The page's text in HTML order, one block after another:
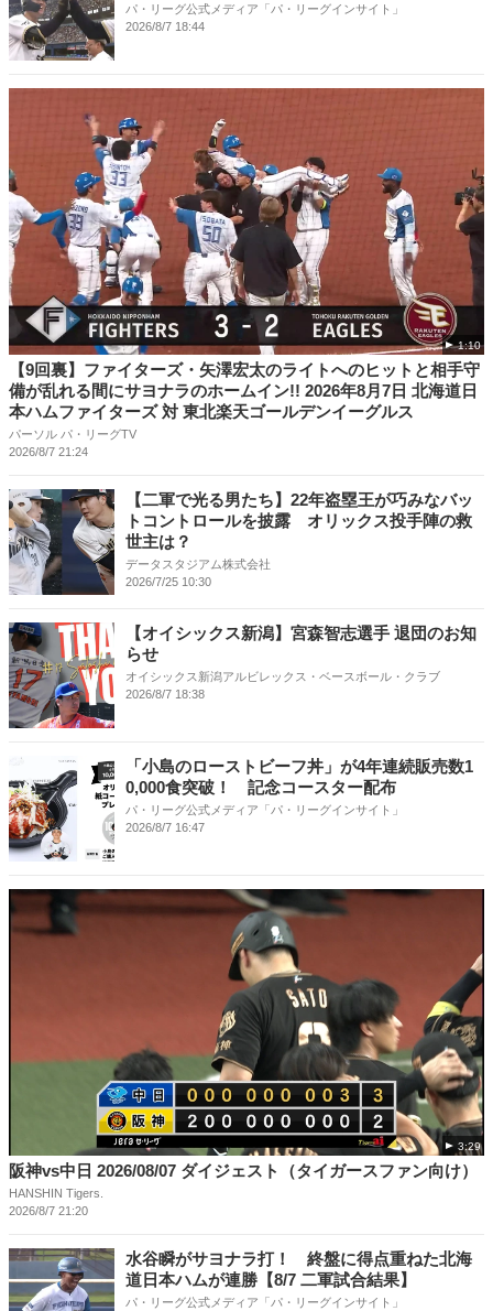
パ・リーグ公式メディア「パ・リーグインサイト」
2026/8/7 18:44
1:10
【9回裏】ファイターズ・矢澤宏太のライトへのヒットと相手守
備が乱れる間にサヨナラのホームイン!! 2026年8月7日 北海道日
本ハムファイターズ 対 東北楽天ゴールデンイーグルス
パーソル パ・リーグTV
2026/8/7 21:24
【二軍で光る男たち】22年盗塁王が巧みなバッ
トコントロールを披露 オリックス投手陣の救
世主は？
データスタジアム株式会社
2026/7/25 10:30
【オイシックス新潟】宮森智志選手 退団のお知
らせ
オイシックス新潟アルビレックス・ベースボール・クラブ
2026/8/7 18:38
「小島のローストビーフ丼」が4年連続販売数1
0,000食突破！ 記念コースター配布
パ・リーグ公式メディア「パ・リーグインサイト」
2026/8/7 16:47
3:29
阪神vs中日 2026/08/07 ダイジェスト（タイガースファン向け）
HANSHIN Tigers.
2026/8/7 21:20
水谷瞬がサヨナラ打！ 終盤に得点重ねた北海
道日本ハムが連勝【8/7 二軍試合結果】
パ・リーグ公式メディア「パ・リーグインサイト」